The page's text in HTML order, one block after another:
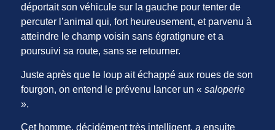
déportait son véhicule sur la gauche pour tenter de
percuter l’animal qui, fort heureusement, et parvenu à
atteindre le champ voisin sans égratignure et a
poursuivi sa route, sans se retourner.
Juste après que le loup ait échappé aux roues de son
fourgon, on entend le prévenu lancer un «saloperie
».
Cet homme, décidément très intelligent, a ensuite